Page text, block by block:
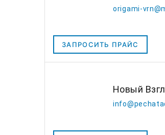
origami-
ЗАПРОСИТЬ ПРАЙС
Новый